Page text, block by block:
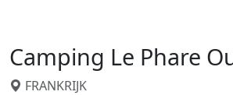
Camping Le Phare
FRANKRIJK